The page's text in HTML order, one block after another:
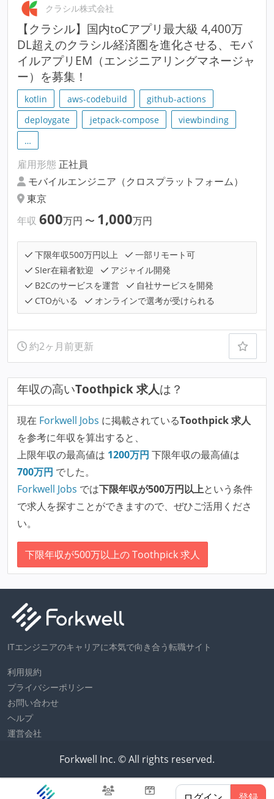
クラシル株式会社
【クラシル】国内toCアプリ最大級 4,400万
DL超えのクラシル経済圏を進化させる、モバ
イルアプリEM（エンジニアリングマネージャ
ー）を募集！
kotlin aws-codebuild
github-actions
deploygate
jetpack-compose
viewbinding
…
雇用形態 正社員
モバイルエンジニア（クロスプラットフォーム）
東京
年収 600万円 〜 1,000万円
下限年収500万円以上
一部リモート可
SIer在籍者歓迎
アジャイル開発
B2Cのサービスを運営
自社サービスを開発
CTOがいる
オンラインで選考が受けられる
約2ヶ月前更新
年収の高いToothpick 求人は？
現在 Forkwell Jobs に掲載されているToothpick 求人
を参考に年収を算出すると、
上限年収の最高値は 1200万円 下限年収の最高値は
700万円 でした。
Forkwell Jobs では下限年収が500万円以上という条件
で求人を探すことができますので、ぜひご活用くださ
い。
下限年収が500万以上の Toothpick 求人
ITエンジニアのキャリアに本気で向き合う転職サイト
利用規約
プライバシーポリシー
お問い合わせ
ヘルプ
運営会社
Forkwell Inc. © All rights reserved.